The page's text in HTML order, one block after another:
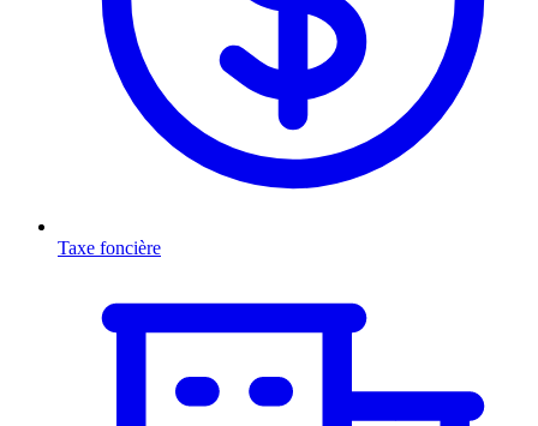
Taxe foncière